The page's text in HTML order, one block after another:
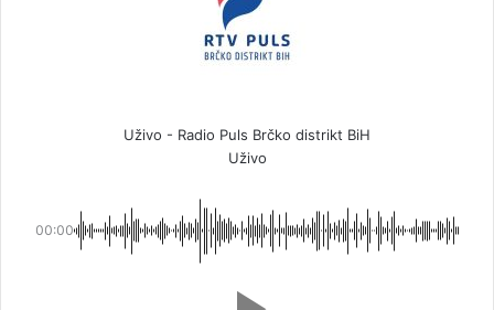
Uživo - Radio Puls Brčko distrikt BiH
Uživo
00:00